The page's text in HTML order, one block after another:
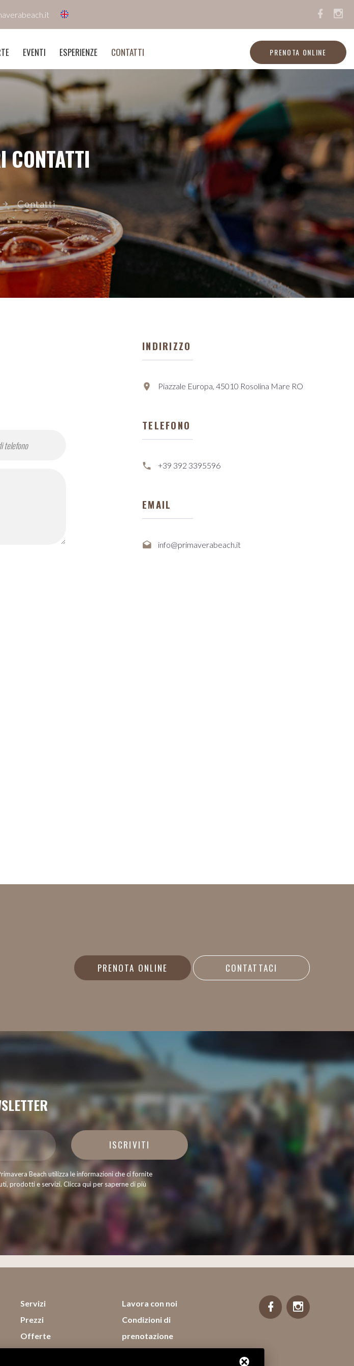
EVENTI ESPERIENZE CONTATTI PRENOTA ONLINE
CONTATTI
Contatti
INDIRIZZO
Piazzale Europa, 45010 Rosolina Mare RO
TELEFONO
+39 392 3395596
EMAIL
info@primaverabeach.it
PRENOTA ONLINE CONTATTACI
ISCRIVITI
Beach utilizza le informazioni che ci fornite
prodotti e servizi. Clicca quì per saperne di più
Servizi
Prezzi
Offerte
Lavora con noi
Condizioni di
prenotazione